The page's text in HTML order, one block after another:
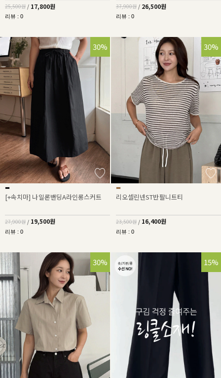
25,500원 / 17,800원
리뷰 : 0
37,900원 / 26,500원
리뷰 : 0
30%
[+속치마] 나일론밴딩A라인롱스커트
27,900원 / 19,500원
리뷰 : 0
30%
리오셀린넨ST반팔니트티
23,500원 / 16,400원
리뷰 : 0
30% 15%